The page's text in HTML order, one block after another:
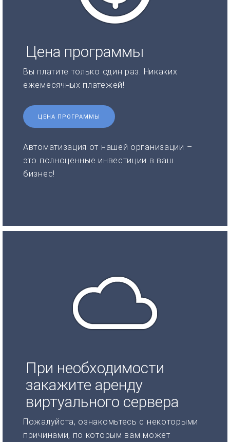
Цена программы
Вы платите только один раз. Никаких
ежемесячных платежей!
ЦЕНА ПРОГРАММЫ
Автоматизация от нашей организации –
это полноценные инвестиции в ваш
бизнес!
При необходимости
закажите аренду
виртуального сервера
Пожалуйста, ознакомьтесь с некоторыми
причинами, по которым вам может